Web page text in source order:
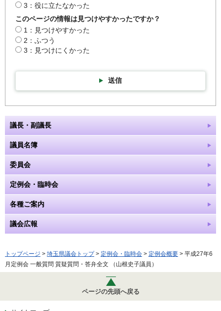
3：役に立たなかった
このページの情報は見つけやすかったですか？
1：見つけやすかった
2：ふつう
3：見つけにくかった
送信
議長・副議長
議員名簿
委員会
定例会・臨時会
各種ご案内
議会広報
トップページ > 埼玉県議会トップ> 定例会・臨時会 > 定例会概要 > 平成27年6
月定例会 一般質問 質疑質問・答弁全文 （山根史子議員）
ページの先頭へ戻る